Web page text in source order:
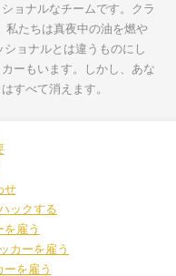
ョナルなチームです。クラ
私たちは真夜中の油を燃や
ョナルとは違うものにし
ーもいます。しかし、あな
すべて消えます。
せ
ックする
を雇う
カーを雇う
を雇う
(Österreich)
(Schweiz)
du Canada
de Belgique